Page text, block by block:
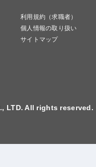
利用規約（求職者）
個人情報の取り扱い
サイトマップ
LTD. All rights reserved.